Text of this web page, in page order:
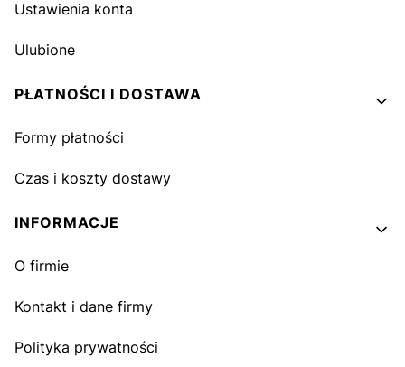
Ustawienia konta
Ulubione
PŁATNOŚCI I DOSTAWA
Formy płatności
Czas i koszty dostawy
INFORMACJE
O firmie
Kontakt i dane firmy
Polityka prywatności